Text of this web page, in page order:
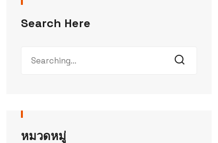
Search Here
หมวดหมู่